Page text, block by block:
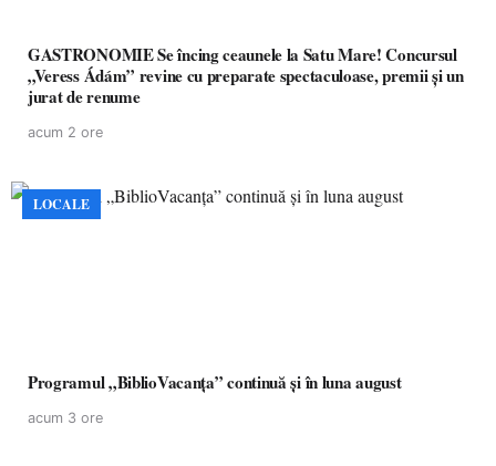
GASTRONOMIE Se încing ceaunele la Satu Mare! Concursul
„Veress Ádám” revine cu preparate spectaculoase, premii și un
jurat de renume
acum 2 ore
LOCALE
Programul „BiblioVacanța” continuă și în luna august
acum 3 ore